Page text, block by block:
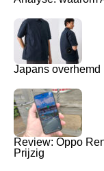
Japans overhemd
Review: Oppo
Prijzig